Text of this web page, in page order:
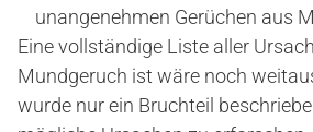
unangenehmen Gerüchen aus
Eine vollständige Liste aller
Mundgeruch ist wäre noch
wurde nur ein Bruchteil